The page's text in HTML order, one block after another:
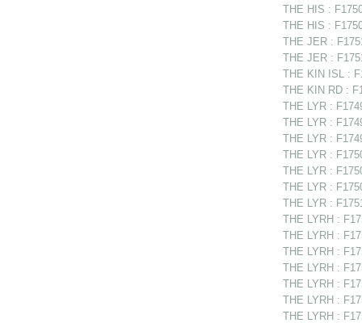
THE HIS :
THE HIS :
THE JER :
THE JER :
THE KIN ISL :
THE KIN RD :
THE LYR :
THE LYR :
THE LYR :
THE LYR :
THE LYR :
THE LYR :
THE LYR :
THE LYRH :
THE LYRH :
THE LYRH :
THE LYRH :
THE LYRH :
THE LYRH :
THE LYRH :